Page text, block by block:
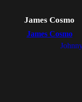
James Cosmo
James Cosmo